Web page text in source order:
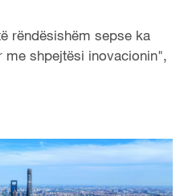
rëndësishëm sepse ka
me shpejtësi inovacionin",